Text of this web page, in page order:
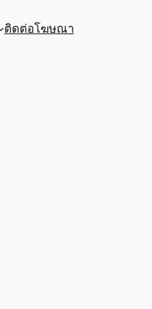
ติดต่อโฆษณา